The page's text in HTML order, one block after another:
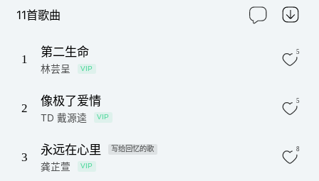
11首歌曲
1
第二生命
林芸呈 VIP
5
2
像极了爱情
TD 戴源逵 VIP
5
3
永远在心里 写给回忆的歌
龚芷萱 VIP
8